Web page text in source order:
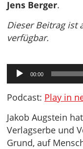
Jens Berger.
Dieser Beitrag ist
verfügbar.
Audio-
Player
00:00
Podcast: Play in
Jakob Augstein
Verlagserbe und
Grund, auf